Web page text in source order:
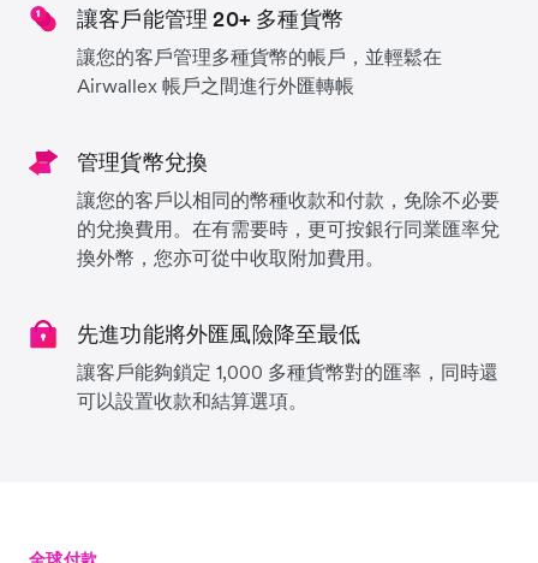
讓客戶能管理 20+ 多種貨幣
讓您的客戶管理多種貨幣的帳戶，並輕鬆在
Airwallex 帳戶之間進行外匯轉帳
管理貨幣兌換
讓您的客戶以相同的幣種收款和付款，免除不必要
的兌換費用。在有需要時，更可按銀行同業匯率兌
換外幣，您亦可從中收取附加費用。
先進功能將外匯風險降至最低
讓客戶能夠鎖定 1,000 多種貨幣對的匯率，同時還
可以設置收款和結算選項。